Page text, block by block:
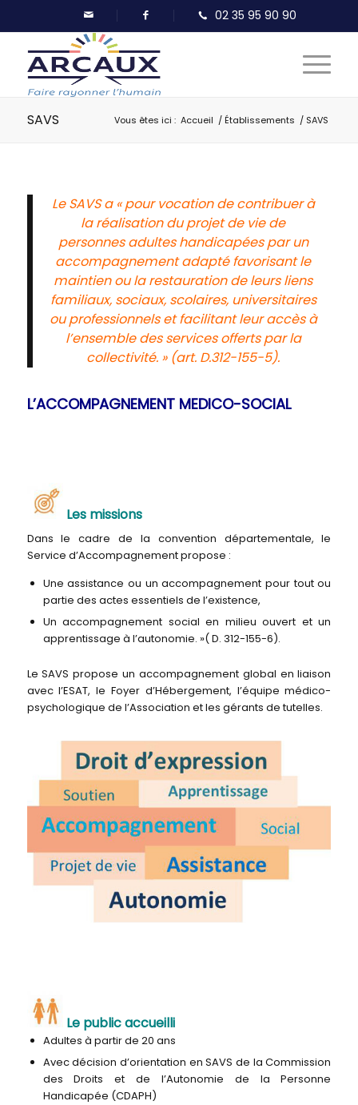
SAVS Vous êtes ici : Accueil / Établissements / SAVS
Le SAVS a « pour vocation de contribuer à
la réalisation du projet de vie de
personnes adultes handicapées par un
accompagnement adapté favorisant le
maintien ou la restauration de leurs liens
familiaux, sociaux, scolaires, universitaires
ou professionnels et facilitant leur accès à
l’ensemble des services offerts par la
collectivité. » (art. D.312-155-5).
L’ACCOMPAGNEMENT MEDICO-SOCIAL
Les missions
Dans le cadre de la convention départementale, le
Service d’Accompagnement propose :
Une assistance ou un accompagnement pour tout ou
partie des actes essentiels de l’existence,
Un accompagnement social en milieu ouvert et un
apprentissage à l’autonomie. »( D. 312-155-6).
Le SAVS propose un accompagnement global en liaison
avec l’ESAT, le Foyer d’Hébergement, l’équipe médico-
psychologique de l’Association et les gérants de tutelles.
Le public accueilli
Adultes à partir de 20 ans
Avec décision d’orientation en SAVS de la Commission
des Droits et de l’Autonomie de la Personne
Handicapée (CDAPH)